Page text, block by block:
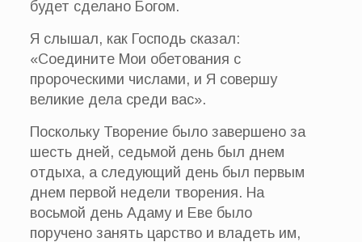
будет сделано Богом.
Я слышал, как Господь сказал:
«Соедините Мои обетования с
пророческими числами, и Я совершу
великие дела среди вас».
Поскольку Творение было завершено за
шесть дней, седьмой день был днем
отдыха, а следующий день был первым
днем первой недели творения. На
восьмой день Адаму и Еве было
поручено занять царство и владеть им,